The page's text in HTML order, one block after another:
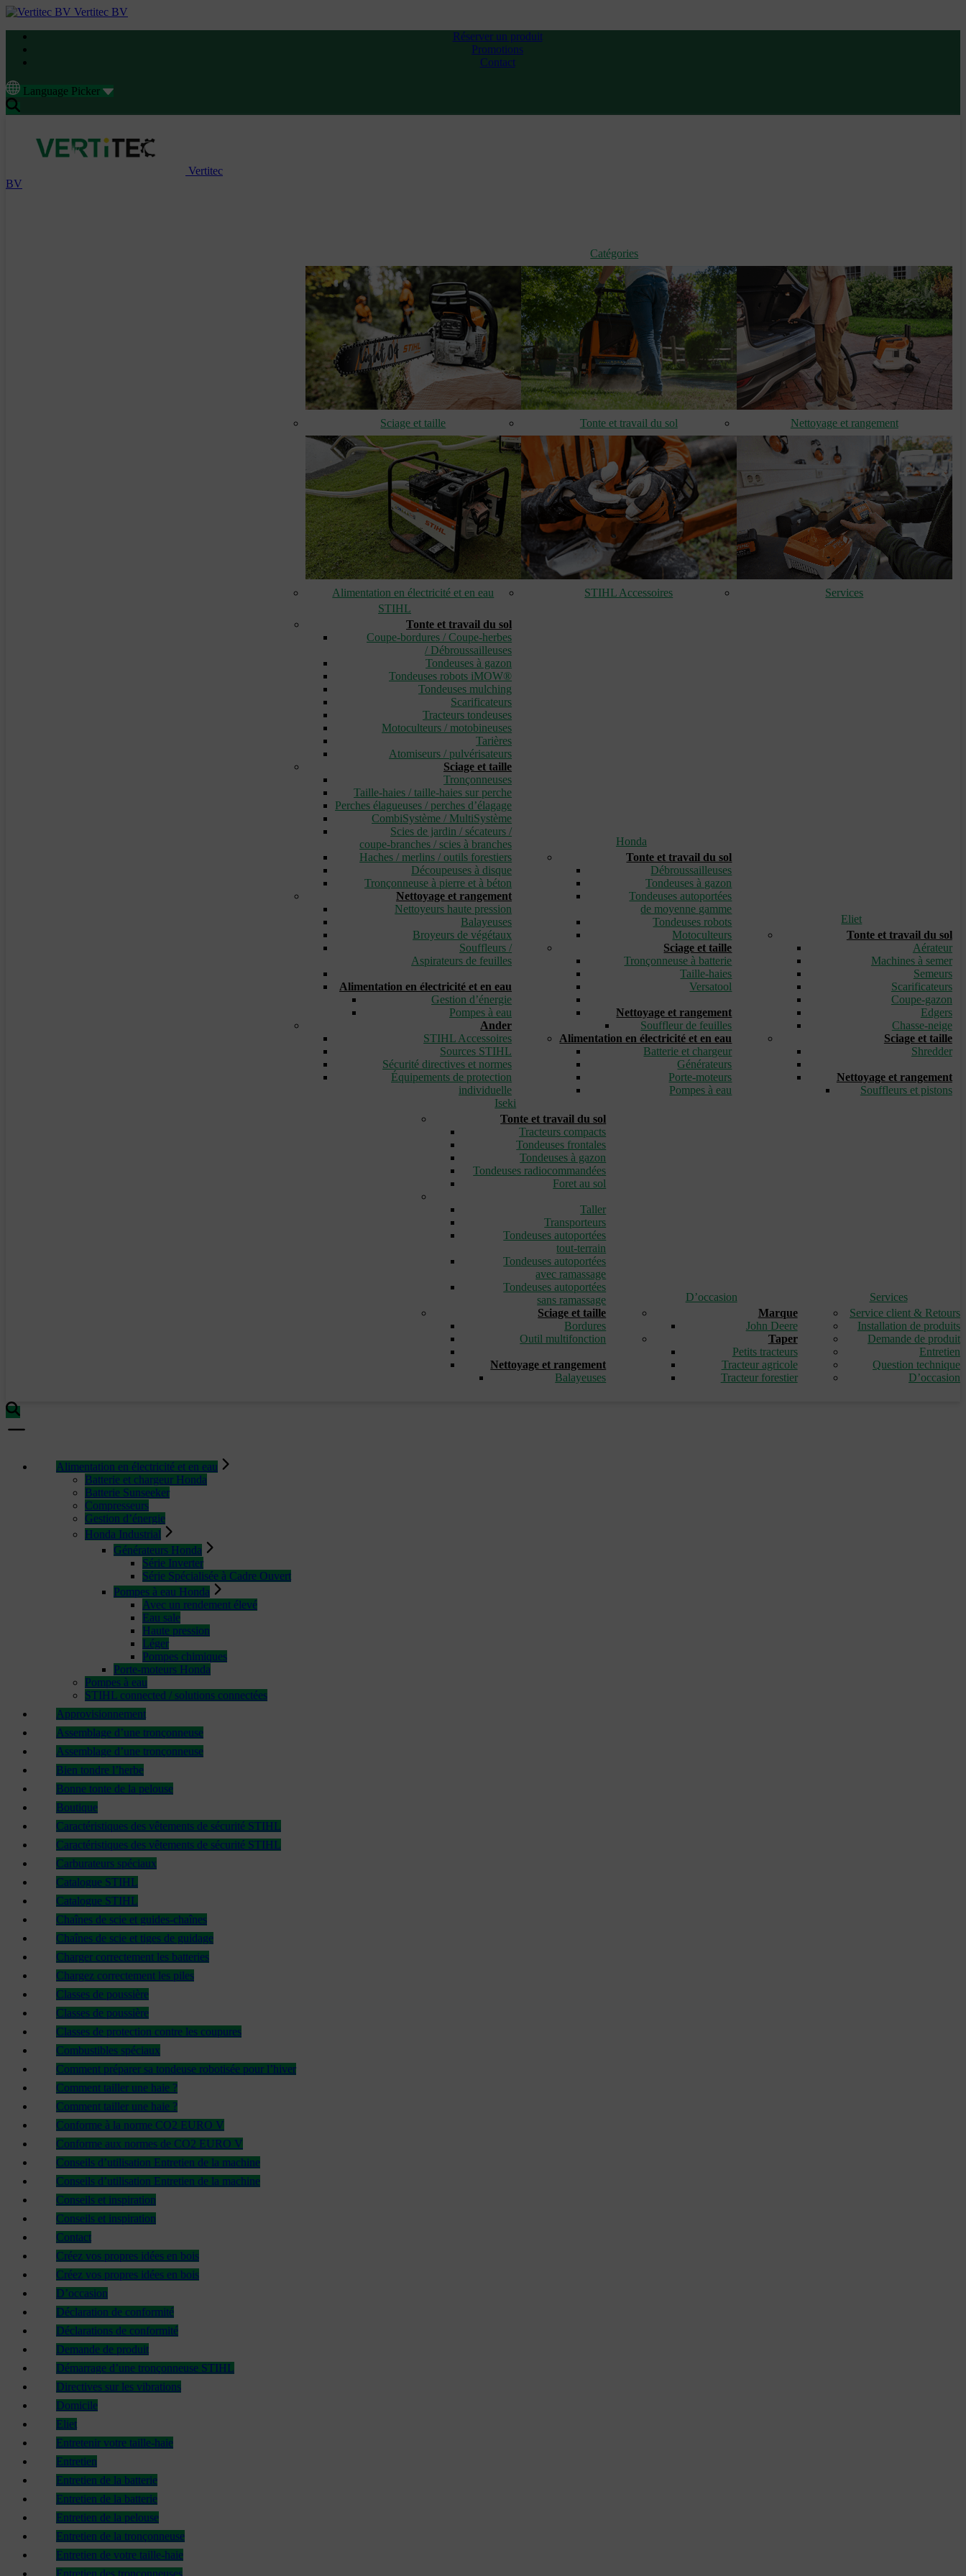
Vertitec BV
Réserver un produit
Promotions
Contact
Language Picker
Vertitec
BV
Catégories
Sciage et taille Tonte et travail du sol Nettoyage et rangement
Alimentation en électricité et en eau STIHL Accessoires
Services
STIHL
Tonte et travail du sol
Coupe-bordures / Coupe-herbes
/ Débroussailleuses
Tondeuses à gazon
Tondeuses robots iMOW®
Tondeuses mulching
Scarificateurs
Tracteurs tondeuses
Motoculteurs / motobineuses
Tarières
Atomiseurs / pulvérisateurs
Sciage et taille
Tronçonneuses
Taille-haies / taille-haies sur perche
Perches élagueuses / perches d’élagage
CombiSystème / MultiSystème
Scies de jardin / sécateurs /
coupe-branches / scies à branches
Haches / merlins / outils forestiers
Découpeuses à disque
Tronçonneuse à pierre et à béton
Nettoyage et rangement
Nettoyeurs haute pression
Balayeuses
Broyeurs de végétaux
Souffleurs /
Aspirateurs de feuilles
Alimentation en électricité et en eau
Gestion d’énergie
Pompes à eau
Ander
STIHL Accessoires
Sources STIHL
Sécurité directives et normes
Équipements de protection
individuelle
Honda
Tonte et travail du sol
Débroussailleuses
Tondeuses à gazon
Tondeuses autoportées
de moyenne gamme
Tondeuses robots
Motoculteurs
Sciage et taille
Tronçonneuse à batterie
Taille-haies
Versatool
Nettoyage et rangement
Souffleur de feuilles
Alimentation en électricité et en eau
Batterie et chargeur
Générateurs
Porte-moteurs
Pompes à eau
Eliet
Tonte et travail du sol
Aérateur
Machines à semer
Semeurs
Scarificateurs
Coupe-gazon
Edgers
Chasse-neige
Sciage et taille
Shredder
Nettoyage et rangement
Souffleurs et pistons
Iseki
Tonte et travail du sol
Tracteurs compacts
Tondeuses frontales
Tondeuses à gazon
Tondeuses radiocommandées
Foret au sol
Taller
Transporteurs
Tondeuses autoportées
tout-terrain
Tondeuses autoportées
avec ramassage
Tondeuses autoportées
sans ramassage
Sciage et taille
Bordures
Outil multifonction
Nettoyage et rangement
Balayeuses
D’occasion
Marque
John Deere
Taper
Petits tracteurs
Tracteur agricole
Tracteur forestier
Services
Service client & Retours
Installation de produits
Demande de produit
Entretien
Question technique
D’occasion
Alimentation en électricité et en eau
Batterie et chargeur Honda
Batterie Sunseeker
Compresseurs
Gestion d’énergie
Honda Industrial
Générateurs Honda
Série Inverter
Série Spécialisée à Cadre Ouvert
Pompes à eau Honda
Avec un rendement élevé
Eau sale
Haute pression
Léger
Pompes chimiques
Porte-moteurs Honda
Pompes à eau
STIHL connected / solutions connectées
Approvisionnement
Assemblage d’une tronçonneuse
Assemblage d’une tronçonneuse
Bien tondre l’herbe
Bonne tonte de la pelouse
Boutique
Caractéristiques des vêtements de sécurité STIHL
Caractéristiques des vêtements de sécurité STIHL
Carburateurs spéciaux
Catalogue STIHL
Catalogue STIHL
Chaînes de scie et guides-chaînes
Chaînes de scie et tiges de guidage
Charger correctement les batteries
Chargez correctement les piles
Classes de poussière
Classes de poussière
Classes de protection contre les coupures
Combustibles spéciaux
Comment préparer sa tondeuse robotisée pour l’hiver
Comment tailler une haie ?
Comment tailler une haie ?
Conforme à la norme CO2 EURO V
Conforme aux normes de CO2 EURO V
Conseils d’utilisation Entretien de la machine
Conseils d’utilisation Entretien de la machine
Conseils et inspiration
Conseils et inspiration
Contact
Créez vos propres idées en bois
Créez vos propres idées en bois
D’occasion
Déclaration de conformité
Déclarations de conformité
Demande de produit
Démarrage d’une tronçonneuse STIHL
Directives sur les vibrations
Domicile
Eliet
Entretenir votre taille-haie
Entretien
Entretien de la batterie
Entretien de la batterie
Entretien de la pelouse
Entretien de la tronçonneuse
Entretien de votre taille-haie
Entretien des tronçonneuses